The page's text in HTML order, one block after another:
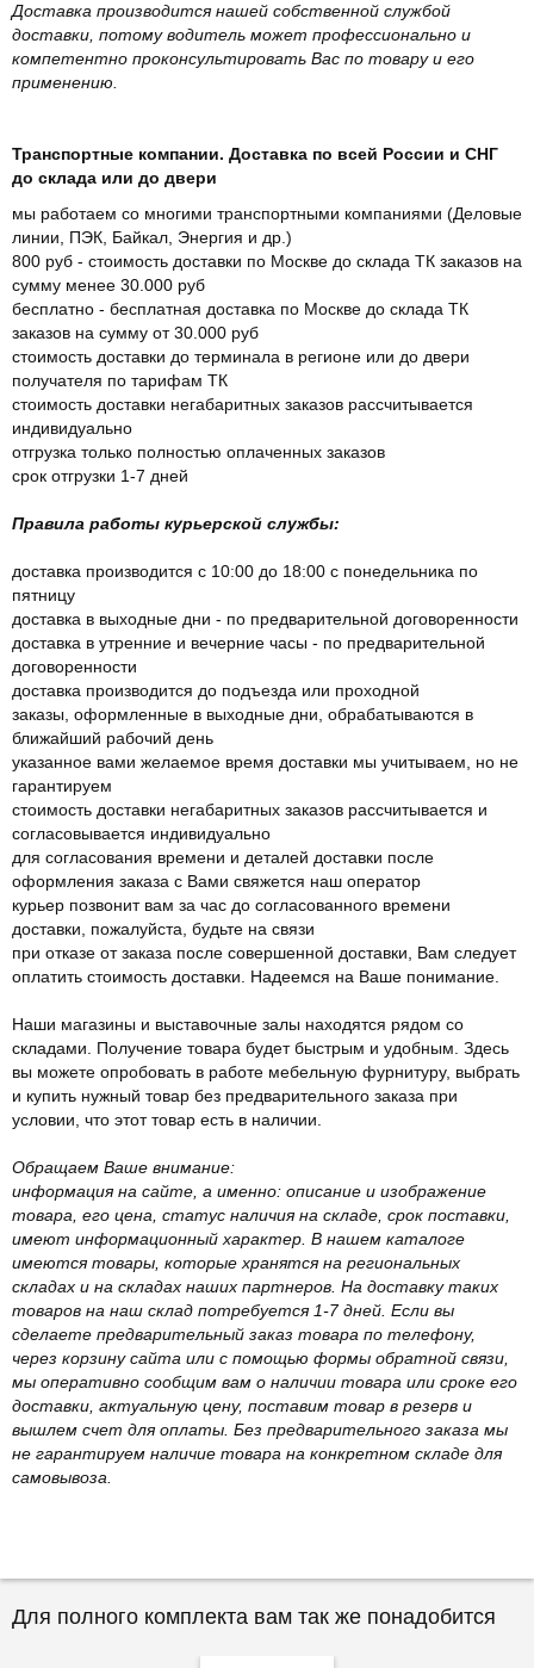
Доставка производится нашей собственной службой
доставки, потому водитель может профессионально и
компетентно проконсультировать Вас по товару и его
применению.
Транспортные компании. Доставка по всей России и СНГ
до склада или до двери
мы работаем со многими транспортными компаниями (Деловые
линии, ПЭК, Байкал, Энергия и др.)
800 руб - стоимость доставки по Москве до склада ТК заказов на
сумму менее 30.000 руб
бесплатно - бесплатная доставка по Москве до склада ТК
заказов на сумму от 30.000 руб
стоимость доставки до терминала в регионе или до двери
получателя по тарифам ТК
стоимость доставки негабаритных заказов рассчитывается
индивидуально
отгрузка только полностью оплаченных заказов
срок отгрузки 1-7 дней
Правила работы курьерской службы:
доставка производится с 10:00 до 18:00 с понедельника по
пятницу
доставка в выходные дни - по предварительной договоренности
доставка в утренние и вечерние часы - по предварительной
договоренности
доставка производится до подъезда или проходной
заказы, оформленные в выходные дни, обрабатываются в
ближайший рабочий день
указанное вами желаемое время доставки мы учитываем, но не
гарантируем
стоимость доставки негабаритных заказов рассчитывается и
согласовывается индивидуально
для согласования времени и деталей доставки после
оформления заказа с Вами свяжется наш оператор
курьер позвонит вам за час до согласованного времени
доставки, пожалуйста, будьте на связи
при отказе от заказа после совершенной доставки, Вам следует
оплатить стоимость доставки. Надеемся на Ваше понимание.
Наши магазины и выставочные залы находятся рядом со
складами. Получение товара будет быстрым и удобным. Здесь
вы можете опробовать в работе мебельную фурнитуру, выбрать
и купить нужный товар без предварительного заказа при
условии, что этот товар есть в наличии.
Обращаем Ваше внимание:
информация на сайте, а именно: описание и изображение
товара, его цена, статус наличия на складе, срок поставки,
имеют информационный характер. В нашем каталоге
имеются товары, которые хранятся на региональных
складах и на складах наших партнеров. На доставку таких
товаров на наш склад потребуется 1-7 дней. Если вы
сделаете предварительный заказ товара по телефону,
через корзину сайта или с помощью формы обратной связи,
мы оперативно сообщим вам о наличии товара или сроке его
доставки, актуальную цену, поставим товар в резерв и
вышлем счет для оплаты. Без предварительного заказа мы
не гарантируем наличие товара на конкретном складе для
самовывоза.
Для полного комплекта вам так же понадобится